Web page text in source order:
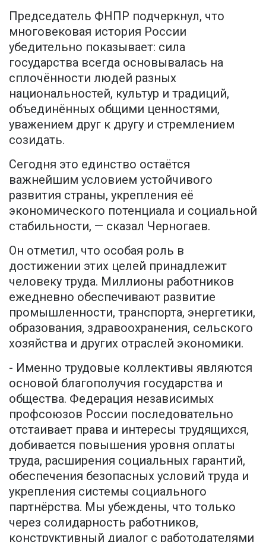
Председатель ФНПР подчеркнул, что
многовековая история России
убедительно показывает: сила
государства всегда основывалась на
сплочённости людей разных
национальностей, культур и традиций,
объединённых общими ценностями,
уважением друг к другу и стремлением
созидать.
Сегодня это единство остаётся
важнейшим условием устойчивого
развития страны, укрепления её
экономического потенциала и социальной
стабильности, — сказал Черногаев.
Он отметил, что особая роль в
достижении этих целей принадлежит
человеку труда. Миллионы работников
ежедневно обеспечивают развитие
промышленности, транспорта, энергетики,
образования, здравоохранения, сельского
хозяйства и других отраслей экономики.
- Именно трудовые коллективы являются
основой благополучия государства и
общества. Федерация независимых
профсоюзов России последовательно
отстаивает права и интересы трудящихся,
добивается повышения уровня оплаты
труда, расширения социальных гарантий,
обеспечения безопасных условий труда и
укрепления системы социального
партнёрства. Мы убеждены, что только
через солидарность работников,
конструктивный диалог с работодателями